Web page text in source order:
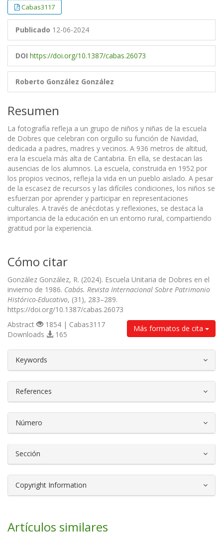
Cabas3117
Publicado 12-06-2024
DOI https://doi.org/10.1387/cabas.26073
Roberto González González
Resumen
La fotografía refleja a un grupo de niños y niñas de la escuela
de Dobres que celebran con orgullo su función de Navidad,
dedicada a padres, madres y vecinos. A 936 metros de altitud,
era la escuela más alta de Cantabria. En ella, se destacan las
ausencias de los alumnos. La escuela, construida en 1952 por
los propios vecinos, refleja la vida en un pueblo aislado. A pesar
de la escasez de recursos y las difíciles condiciones, los niños se
esfuerzan por aprender y participar en representaciones
culturales. A través de anécdotas y reflexiones, se destaca la
importancia de la educación en un entorno rural, compartiendo
gratitud por la experiencia.
Cómo citar
González González, R. (2024). Escuela Unitaria de Dobres en el
invierno de 1986. Cabás. Revista Internacional Sobre Patrimonio
Histórico-Educativo, (31), 283–289.
https://doi.org/10.1387/cabas.26073
Más formatos de cita
Abstract
1854 | Cabas3117
Downloads
165
Keywords
References
Número
Sección
Copyright Information
Artículos similares